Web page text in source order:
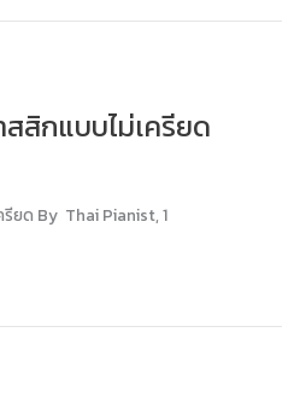
สิกแบบไม่เครียด
รียด By Thai Pianist, 1